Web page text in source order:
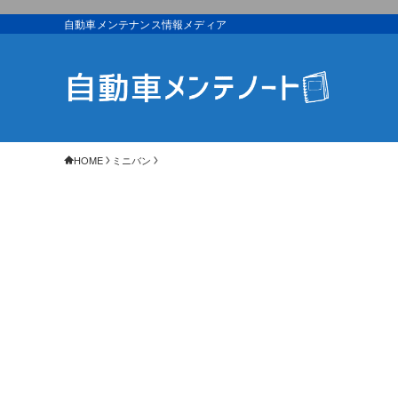
自動車メンテナンス情報メディア
HOME ミニバン